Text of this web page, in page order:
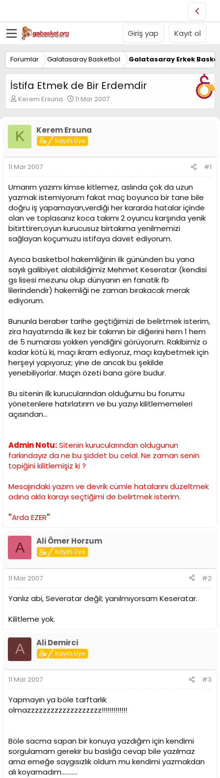
Giriş yap Kayıt ol
Forumlar Galatasaray Basketbol Galatasaray Erkek
İstifa Etmek de Bir Erdemdir
K
o
u
y
u
B
a
ş
l
a
t
a
n
Kerem Ersuna
B
a
a
n
ı
t
a
r
i
h
11 Mar 2007
K Kerem Ersuna
Kayıtlı Üye
11 Mar 2007 #1
Umarım yazımı kimse kitlemez, aslında çok da uzun
yazmak istemiyorum fakat maç boyunca bir tane bile
doğru iş yapamayan,verdiği her kararda hatalar içinde
olan ve toplasanız koca takımı 2 oyuncu karşında yenik
bitirttiren;oyun kurucusuz birtakıma yenilmemizi
sağlayan koçumuzu istifaya davet ediyorum.
Ayrıca basketbol hakemliğinin ilk gününden bu yana
sayılı galibiyet alabildiğimiz Mehmet Keseratar (kendisi
gs lisesi mezunu olup dünyanın en fanatik fb
lilerindendir) hakemliği ne zaman bırakacak merak
ediyorum.
Bununla beraber tarihe geçtiğimizi de belirtmek isterim,
zira hayatımda ilk kez bir takımın bir diğerini hem 1 hem
de 5 numarası yokken yendiğini görüyorum. Rakibimiz o
kadar kötü ki, maçı ikram ediyoruz, maçı kaybetmek için
herşeyi yapıyoruz; yine de ancak bu şekilde
yenebiliyorlar. Maçın özeti bana göre budur.
Bu sitenin ilk kurucularından olduğumu bu forumu
yönetenlere hatırlatırım ve bu yazıyı kilitlememeleri
açısından...
Admin Notu:Sitenin kurucularından oldugunun
farkındayız da ne bu şiddet bu celal. Ne zaman senin
topiğini kilitlemişiz ki ?
Mesajındaki yazım ve devrik cümle hatalarını düzeltmek
adına akla karayı seçtiğimi de belirtmek isterim.
"Arda EZER"
A Ali Ömer Horzum
Kayıtlı Üye
11 Mar 2007 #2
Yanlız abi, Severatar değil; yanılmıyorsam Keseratar.
Kilitleme yok.
A Ali Demirci
Kayıtlı Üye
11 Mar 2007 #3
Yapmayın ya böle tarftarlık
olmazzzzzzzzzzzzzzzzzzz!!!!!!!!!!!!!
Böle sacma sapan bir konuya yazdığım için kendimi
sorgulamam gerekir bu baslığa cevap bile yazılmaz
ama emeğe saygısızlık oldum mu kendimi yazmakdan
alı koyamadım...........